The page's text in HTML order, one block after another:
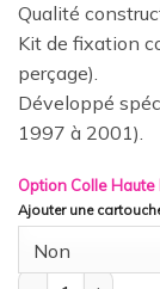
Qualité
Kit de fixation
perçage).
Développé
1997 à 2001).
Option Colle
Ajouter une
Non
quantité de